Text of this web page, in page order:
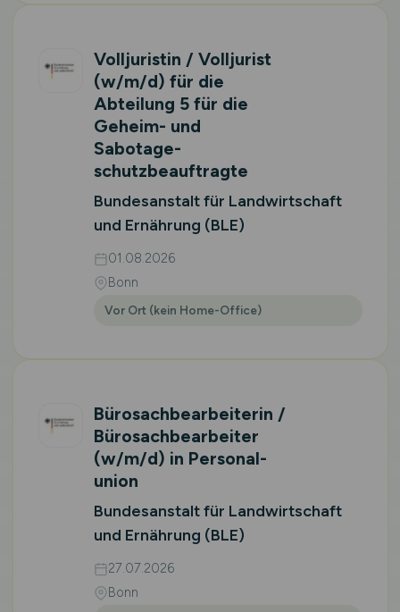
Volljuristin / Volljurist
(w/m/d) für die
Abteilung 5 für die
Geheim- und
Sabotage­
schutzbeauftragte
Bundesanstalt für Landwirtschaft
und Ernährung (BLE)
01.08.2026
Bonn
Vor Ort (kein Home-Office)
Bürosachbearbeiterin /
Bürosachbearbeiter
(w/m/d) in Personal­
union
Bundesanstalt für Landwirtschaft
und Ernährung (BLE)
27.07.2026
Bonn